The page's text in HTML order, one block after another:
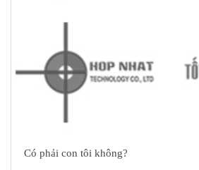
Có phải con tôi không?